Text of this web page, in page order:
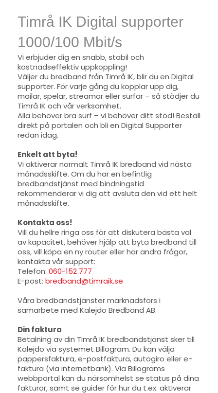
Timrå IK Digital supporter
1000/100 Mbit/s
Vi erbjuder dig en snabb, stabil och
kostnadseffektiv uppkoppling!
Väljer du bredband från Timrå IK, blir du en Digital
supporter. För varje gång du kopplar upp dig,
mailar, spelar, streamar eller surfar – så stödjer du
Timrå IK och vår verksamhet.
Alla behöver bra surf – vi behöver ditt stöd! Beställ
direkt på portalen och bli en Digital Supporter
redan idag.
Enkelt att byta!
Vi aktiverar normalt Timrå IK bredband vid nästa
månadsskifte. Om du har en befintlig
bredbandstjänst med bindningstid
rekommenderar vi dig att avsluta den vid ett helt
månadsskifte.
Kontakta oss!
Vill du hellre ringa oss för att diskutera bästa val
av kapacitet, behöver hjälp att byta bredband till
oss, vill köpa en ny router eller har andra frågor,
kontakta vår support:
Telefon: 060-152 777
E-post: bredband@timraik.se
Våra bredbandstjänster marknadsförs i
samarbete med Kalejdo Bredband AB.
Din faktura
Betalning av din Timrå IK bredbandstjänst sker till
Kalejdo via systemet Billogram. Du kan välja
pappersfaktura, e-postfaktura, autogiro eller e-
faktura (via internetbank). Via Billograms
webbportal kan du närsomhelst se status på dina
fakturor, samt se guider för hur du t.ex. aktiverar